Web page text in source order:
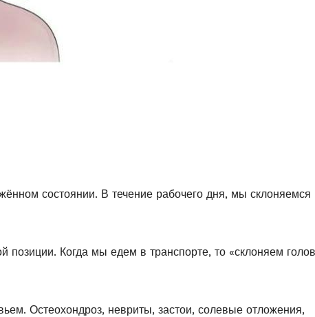
состоянии. В течение рабочего дня, мы склоняемся
позиции. Когда мы едем в транспорте, то «склоняем
Остеохондроз, невриты, застои, солевые отложения,